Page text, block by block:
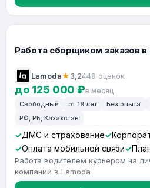
Работа сборщиком заказов в
Lamoda★3,2448 оценок
до 125 000 ₽в месяц
Свободный от 19 лет Без опыта
РФ, РБ, Казахстан
ДМС и страхование
Оплата мобильной связи
Работа водителем курьером на
компании в Lamoda